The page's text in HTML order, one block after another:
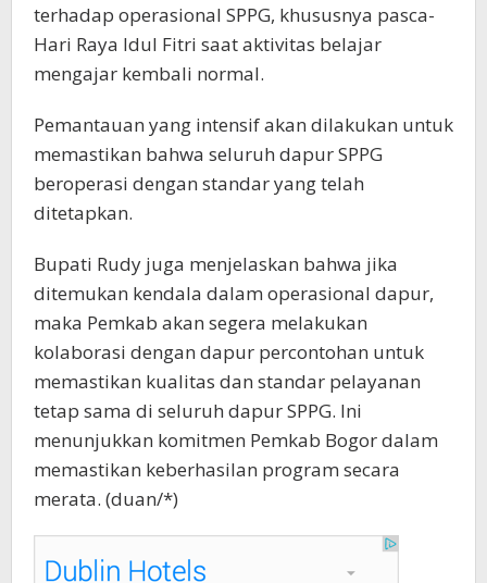
terhadap operasional SPPG, khususnya pasca-
Hari Raya Idul Fitri saat aktivitas belajar
mengajar kembali normal.
Pemantauan yang intensif akan dilakukan untuk
memastikan bahwa seluruh dapur SPPG
beroperasi dengan standar yang telah
ditetapkan.
Bupati Rudy juga menjelaskan bahwa jika
ditemukan kendala dalam operasional dapur,
maka Pemkab akan segera melakukan
kolaborasi dengan dapur percontohan untuk
memastikan kualitas dan standar pelayanan
tetap sama di seluruh dapur SPPG. Ini
menunjukkan komitmen Pemkab Bogor dalam
memastikan keberhasilan program secara
merata. (duan/*)